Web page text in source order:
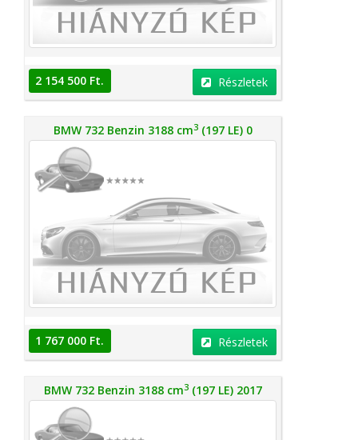
2 154 500 Ft. Részletek
BMW 732 Benzin 3188 cm3(197 LE) 0
1 767 000 Ft. Részletek
BMW 732 Benzin 3188 cm3(197 LE) 2017